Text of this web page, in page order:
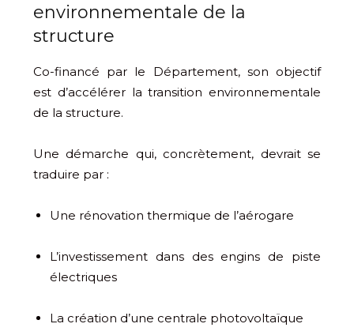
environnementale de la
structure
Co-financé par le Département, son objectif
est d’accélérer la transition environnementale
de la structure.
Une démarche qui, concrètement, devrait se
traduire par :
Une rénovation thermique de l’aérogare
L’investissement dans des engins de piste
électriques
La création d’une centrale photovoltaïque